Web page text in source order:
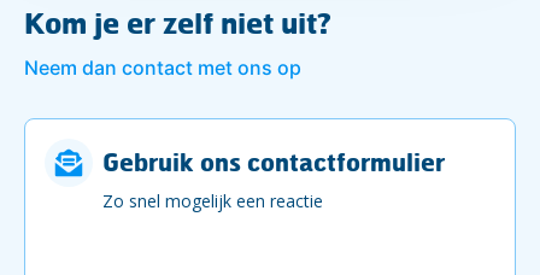
Kom je er zelf niet uit?
Neem dan contact met ons op
Gebruik ons contactformulier
Zo snel mogelijk een reactie